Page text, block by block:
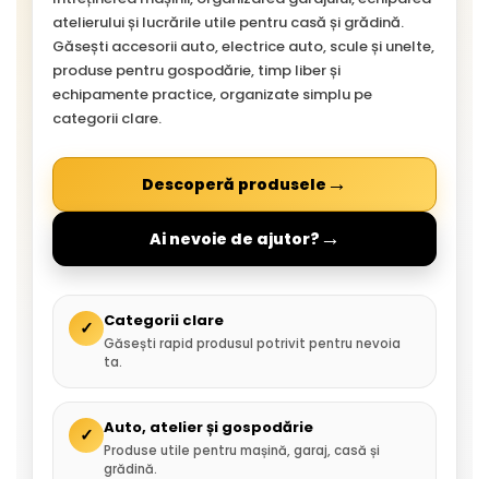
atelierului și lucrările utile pentru casă și grădină.
Găsești accesorii auto, electrice auto, scule și unelte,
produse pentru gospodărie, timp liber și
echipamente practice, organizate simplu pe
categorii clare.
Descoperă produsele →
Ai nevoie de ajutor? →
✓ Categorii clare
Găsești rapid produsul potrivit pentru nevoia
ta.
✓ Auto, atelier și gospodărie
Produse utile pentru mașină, garaj, casă și
grădină.